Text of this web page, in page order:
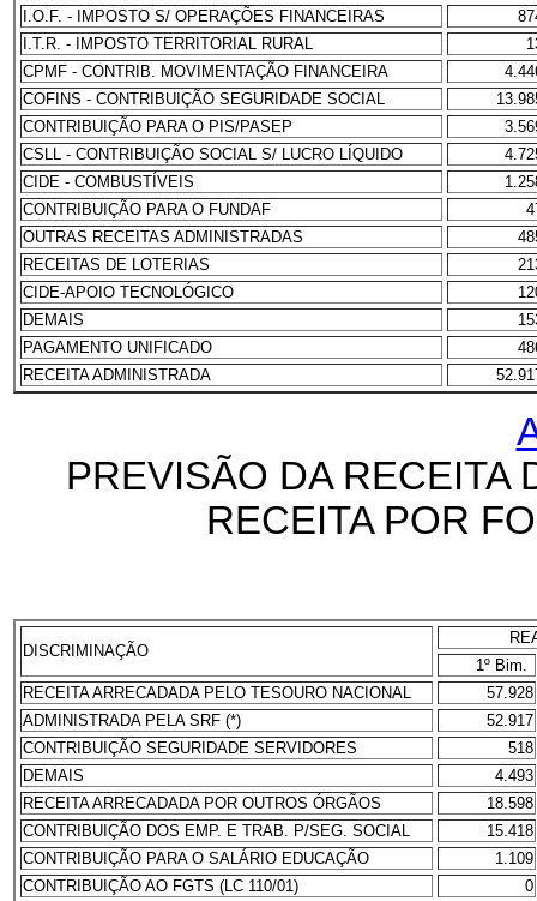
I.O.F. - IMPOSTO S/ OPERAÇÕES FINANCEIRAS
I.T.R. - IMPOSTO TERRITORIAL RURAL
CPMF - CONTRIB. MOVIMENTAÇÃO FINANCEIRA
COFINS - CONTRIBUIÇÃO SEGURIDADE SOCIAL
CONTRIBUIÇÃO PARA O PIS/PASEP
CSLL - CONTRIBUIÇÃO SOCIAL S/ LUCRO LÍQUIDO
CIDE - COMBUSTÍVEIS
CONTRIBUIÇÃO PARA O FUNDAF
OUTRAS RECEITAS ADMINISTRADAS
RECEITAS DE LOTERIAS
CIDE-APOIO TECNOLÓGICO
DEMAIS
PAGAMENTO UNIFICADO
RECEITA ADMINISTRADA
PREVISÃO DA RECEITA
RECEITA POR
DISCRIMINAÇÃO
1º Bim.
RECEITA ARRECADADA PELO TESOURO NACIONAL
57.928
ADMINISTRADA PELA SRF (*)
52.917
CONTRIBUIÇÃO SEGURIDADE SERVIDORES
518
DEMAIS
4.493
RECEITA ARRECADADA POR OUTROS ÓRGÃOS
18.598
CONTRIBUIÇÃO DOS EMP. E TRAB. P/SEG. SOCIAL
15.418
CONTRIBUIÇÃO PARA O SALÁRIO EDUCAÇÃO
1.109
CONTRIBUIÇÃO AO FGTS (LC 110/01)
0